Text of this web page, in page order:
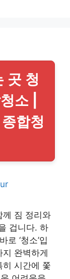
곳 청
소 |
합청
께 짐 정리와
겁니다. 하
‘청소’입
완벽하게
시간에 쫓